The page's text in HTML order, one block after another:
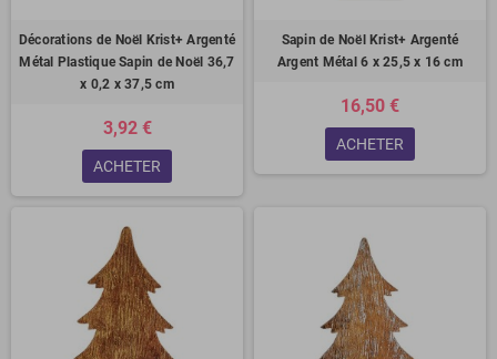
Décorations de Noël Krist+ Argenté
Métal Plastique Sapin de Noël 36,7
x 0,2 x 37,5 cm
3,92 €
ACHETER
Sapin de Noël Krist+ Argenté
Argent Métal 6 x 25,5 x 16 cm
16,50 €
ACHETER